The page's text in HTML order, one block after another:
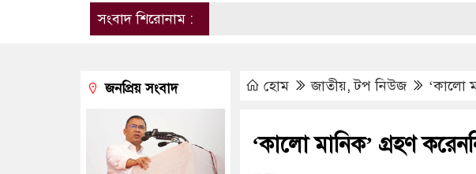
সংবাদ শিরোনাম :
হোম জাতীয়,টপ নিউজ ‘কালো
‘কালো মানিক’ গ্রহণ
জনপ্রিয় সংবাদ